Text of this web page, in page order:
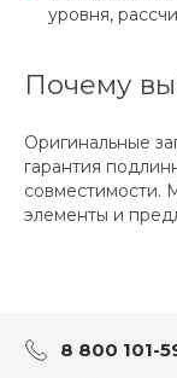
уровня,
Почему
Оригинальные
гарантия
совместимости.
элементы и
8 800 101-